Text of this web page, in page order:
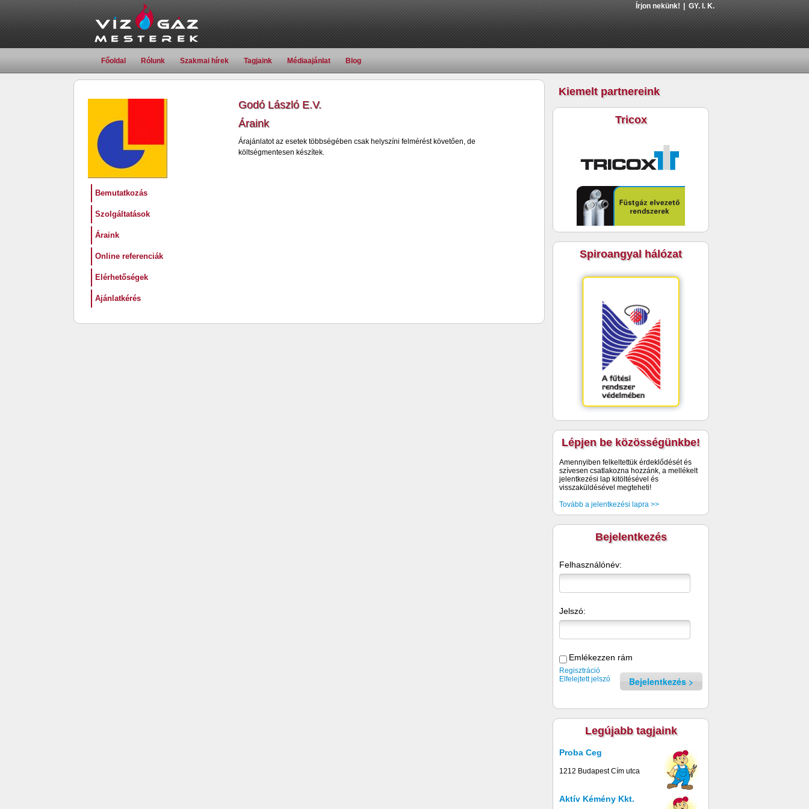
Főoldal Rólunk Szakmai hírek Tagjaink Médiaajánlat Blog
Írjon nekünk! GY. I. K.
Bemutatkozás
Szolgáltatások
Áraink
Online referenciák
Elérhetőségek
Ajánlatkérés
Godó László E.V.
Áraink
Árajánlatot az esetek többségében csak helyszíni felmérést követően, de
költségmentesen készítek.
Kiemelt partnereink
Tricox
Spiroangyal hálózat
Lépjen be közösségünkbe!
Amennyiben felkeltettük érdeklődését és
szívesen csatlakozna hozzánk, a mellékelt
jelentkezési lap kitöltésével és
visszaküldésével megteheti!
Tovább a jelentkezési lapra >>
Bejelentkezés
Felhasználónév:
Jelszó:
Emlékezzen rám
Bejelentkezés
Regisztráció
Elfelejtett jelszó
Legújabb tagjaink
Proba Ceg
1212 Budapest Cím utca
Aktív Kémény Kkt.